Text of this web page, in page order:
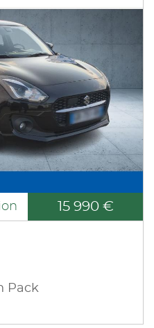
15 990 €
Pack